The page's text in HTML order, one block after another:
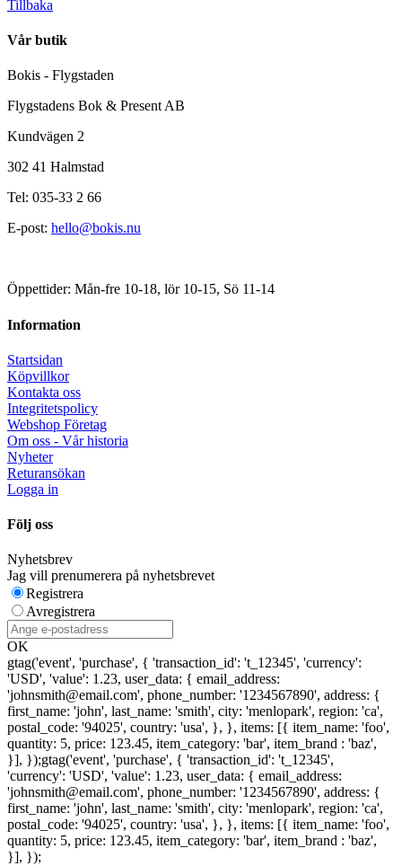
Tillbaka
Vår butik
Bokis - Flygstaden
Flygstadens Bok & Present AB
Kundvägen 2
302 41 Halmstad
Tel: 035-33 2 66
E-post: hello@bokis.nu
Öppettider: Mån-fre 10-18, lör 10-15, Sö 11-14
Information
Startsidan
Köpvillkor
Kontakta oss
Integritetspolicy
Webshop Företag
Om oss - Vår historia
Nyheter
Returansökan
Logga in
Följ oss
Nyhetsbrev
Jag vill prenumerera på nyhetsbrevet
Registrera
Avregistrera
OK
gtag('event', 'purchase', { 'transaction_id': 't_12345', 'currency':
'USD', 'value': 1.23, user_data: { email_address:
'johnsmith@email.com', phone_number: '1234567890', address: {
first_name: 'john', last_name: 'smith', city: 'menlopark', region: 'ca',
postal_code: '94025', country: 'usa', }, }, items: [{ item_name: 'foo',
quantity: 5, price: 123.45, item_category: 'bar', item_brand : 'baz',
}], });gtag('event', 'purchase', { 'transaction_id': 't_12345',
'currency': 'USD', 'value': 1.23, user_data: { email_address:
'johnsmith@email.com', phone_number: '1234567890', address: {
first_name: 'john', last_name: 'smith', city: 'menlopark', region: 'ca',
postal_code: '94025', country: 'usa', }, }, items: [{ item_name: 'foo',
quantity: 5, price: 123.45, item_category: 'bar', item_brand : 'baz',
}], });